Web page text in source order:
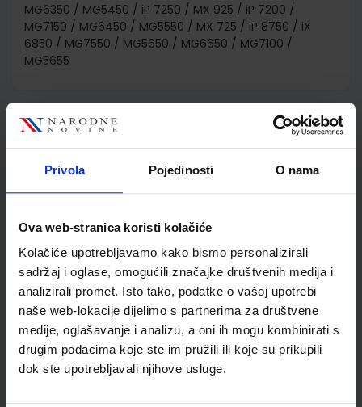
Privola Pojedinosti O nama
Ova web-stranica koristi kolačiće
Kolačiće upotrebljavamo kako bismo personalizirali
sadržaj i oglase, omogućili značajke društvenih medija i
analizirali promet. Isto tako, podatke o vašoj upotrebi
naše web-lokacije dijelimo s partnerima za društvene
medije, oglašavanje i analizu, a oni ih mogu kombinirati s
drugim podacima koje ste im pružili ili koje su prikupili
dok ste upotrebljavali njihove usluge.
MG6350 / MG5450 / iP 7250 / MX 925 / iP 7200 /
MG7150 / MG6450 / MG5550 / MX 725 / iP 8750 / iX
6850 / MG7550 / MG5650 / MG6650 / MG7100 /
MG5655
Detalji proizvoda
Šifra proizvoda
899531